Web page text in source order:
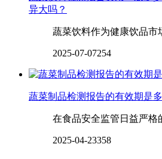
异大吗？
蔬菜饮料作为健康饮品市
2025-07-07254
蔬菜制品检测报告的有效期是
在食品安全监管日益严格
2025-04-23358